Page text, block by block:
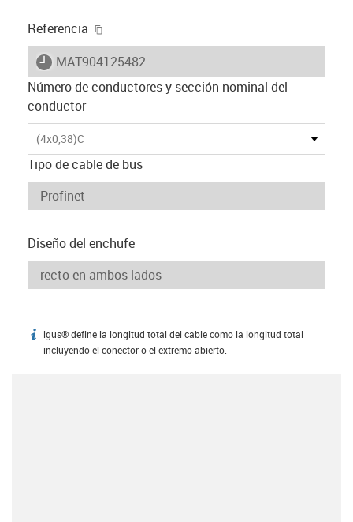
Referencia
igus-icon-lieferzeit
MAT904125482
Número de conductores y sección nominal del
conductor
(4x0,38)C
Tipo de cable de bus
Diseño del enchufe
igus-icon-info
igus® define la longitud total del cable como la longitud total
incluyendo el conector o el extremo abierto.